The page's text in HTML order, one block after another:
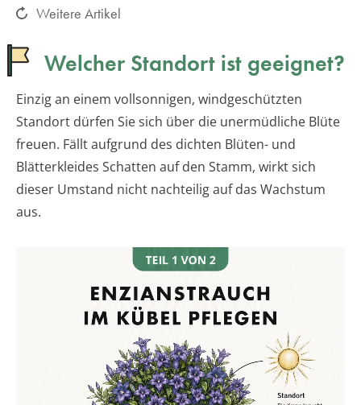
Weitere Artikel
Welcher Standort ist geeignet?
Einzig an einem vollsonnigen, windgeschützten
Standort dürfen Sie sich über die unermüdliche Blüte
freuen. Fällt aufgrund des dichten Blüten- und
Blätterkleides Schatten auf den Stamm, wirkt sich
dieser Umstand nicht nachteilig auf das Wachstum
aus.